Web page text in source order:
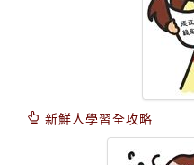
新鮮人學習全攻略